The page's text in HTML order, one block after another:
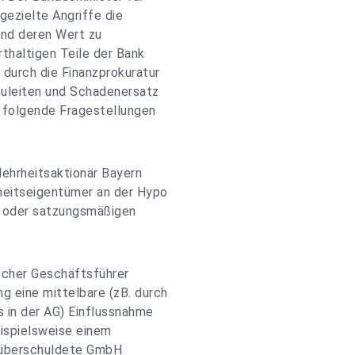
Angriffe die
deren Wert zu
Teile der Bank
die Finanzprokuratur
und Schadenersatz
Fragestellungen
Bayern
an der Hypo
satzungsmäßigen
Geschäftsführer
eine mittelbare (zB. durch
der AG) Einflussnahme
einem
GmbH